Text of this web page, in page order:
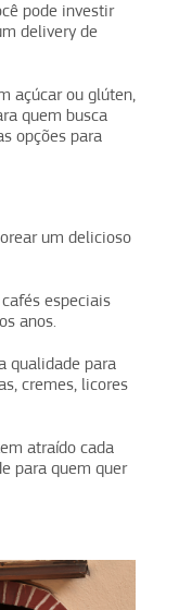
pode investir
delivery de
açúcar ou glúten,
quem busca
opções para
um delicioso
especiais
anos.
qualidade para
cremes, licores
atraído cada
para quem quer